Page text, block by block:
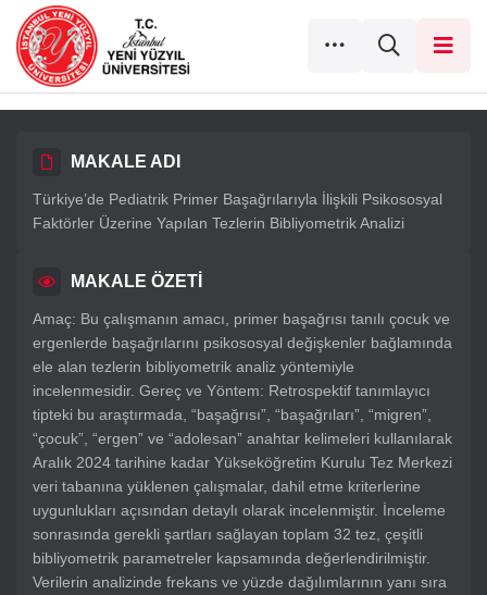
MAKALE ADI
Türkiye’de Pediatrik Primer Başağrılarıyla İlişkili Psikososyal
Faktörler Üzerine Yapılan Tezlerin Bibliyometrik Analizi
MAKALE ÖZETİ
Amaç: Bu çalışmanın amacı, primer başağrısı tanılı çocuk ve
ergenlerde başağrılarını psikososyal değişkenler bağlamında
ele alan tezlerin bibliyometrik analiz yöntemiyle
incelenmesidir. Gereç ve Yöntem: Retrospektif tanımlayıcı
tipteki bu araştırmada, “başağrısı”, “başağrıları”, “migren”,
“çocuk”, “ergen” ve “adolesan” anahtar kelimeleri kullanılarak
Aralık 2024 tarihine kadar Yükseköğretim Kurulu Tez Merkezi
veri tabanına yüklenen çalışmalar, dahil etme kriterlerine
uygunlukları açısından detaylı olarak incelenmiştir. İnceleme
sonrasında gerekli şartları sağlayan toplam 32 tez, çeşitli
bibliyometrik parametreler kapsamında değerlendirilmiştir.
Verilerin analizinde frekans ve yüzde dağılımlarının yanı sıra